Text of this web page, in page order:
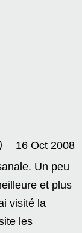
16 Oct 2008
Un peu
et plus
visité la
les